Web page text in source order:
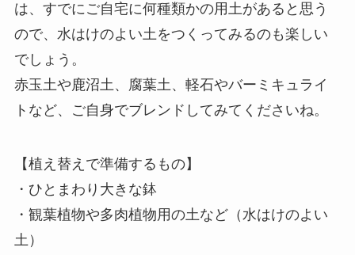
は、すでにご自宅に何種類かの用土があると思う
ので、水はけのよい土をつくってみるのも楽しい
でしょう。
赤玉土や鹿沼土、腐葉土、軽石やバーミキュライ
トなど、ご自身でブレンドしてみてくださいね。
【植え替えで準備するもの】
・ひとまわり大きな鉢
・観葉植物や多肉植物用の土など（水はけのよい
土）